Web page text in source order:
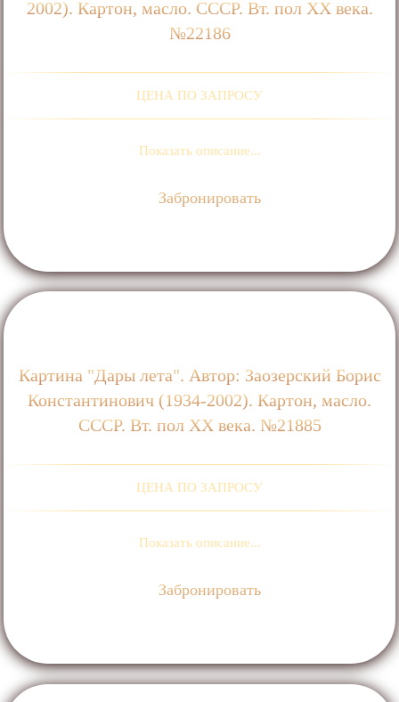
2002). Картон, масло. СССР. Вт. пол ХХ века.
№22186
ЦЕНА ПО ЗАПРОСУ
Показать описание...
Забронировать
Картина "Дары лета". Автор: Заозерский Борис
Константинович (1934-2002). Картон, масло.
СССР. Вт. пол ХХ века. №21885
ЦЕНА ПО ЗАПРОСУ
Показать описание...
Забронировать